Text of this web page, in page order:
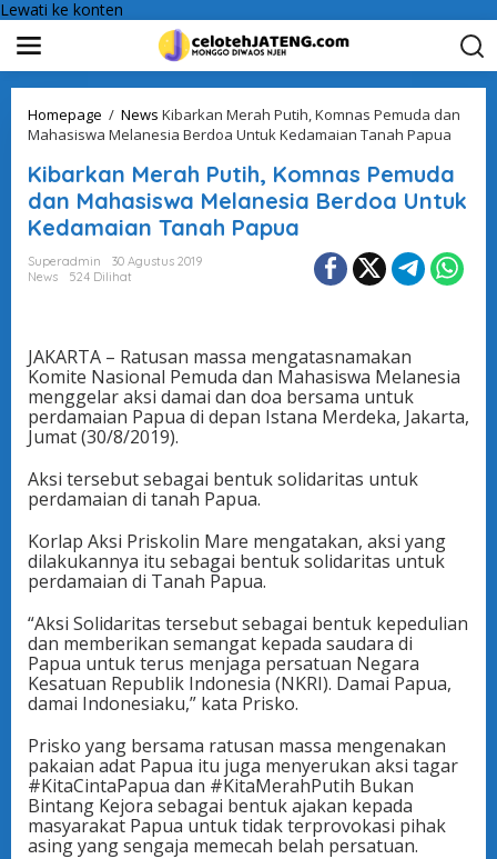
Lewati ke konten
Homepage / News Kibarkan Merah Putih, Komnas Pemuda dan
Mahasiswa Melanesia Berdoa Untuk Kedamaian Tanah Papua
Kibarkan Merah Putih, Komnas Pemuda
dan Mahasiswa Melanesia Berdoa Untuk
Kedamaian Tanah Papua
Superadmin
30 Agustus 2019
News
524 Dilihat
JAKARTA – Ratusan massa mengatasnamakan
Komite Nasional Pemuda dan Mahasiswa Melanesia
menggelar aksi damai dan doa bersama untuk
perdamaian Papua di depan Istana Merdeka, Jakarta,
Jumat (30/8/2019).
Aksi tersebut sebagai bentuk solidaritas untuk
perdamaian di tanah Papua.
Korlap Aksi Priskolin Mare mengatakan, aksi yang
dilakukannya itu sebagai bentuk solidaritas untuk
perdamaian di Tanah Papua.
“Aksi Solidaritas tersebut sebagai bentuk kepedulian
dan memberikan semangat kepada saudara di
Papua untuk terus menjaga persatuan Negara
Kesatuan Republik Indonesia (NKRI). Damai Papua,
damai Indonesiaku,” kata Prisko.
Prisko yang bersama ratusan massa mengenakan
pakaian adat Papua itu juga menyerukan aksi tagar
#KitaCintaPapua dan #KitaMerahPutih Bukan
Bintang Kejora sebagai bentuk ajakan kepada
masyarakat Papua untuk tidak terprovokasi pihak
asing yang sengaja memecah belah persatuan.